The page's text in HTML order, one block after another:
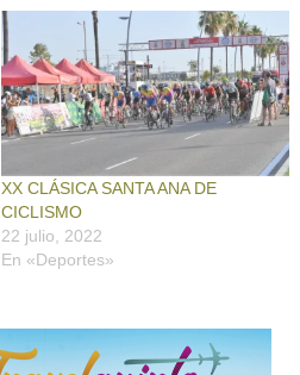
XX CLÁSICA SANTA ANA DE
CICLISMO
22 julio, 2022
En «Deportes»